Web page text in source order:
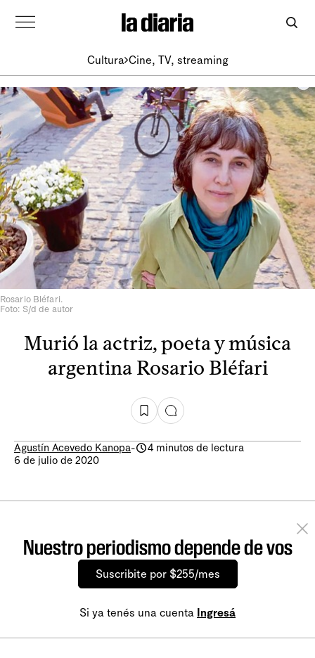
Cultura Cine, TV, streaming
Rosario Bléfari.
Foto: S/d de autor
Murió la actriz, poeta y música
argentina Rosario Bléfari
Agustín Acevedo Kanopa-
4 minutos de lectura
6 de julio de 2020
Nuestro periodismo depende de vos
Suscribite por $255/mes
Si ya tenés una cuenta Ingresá